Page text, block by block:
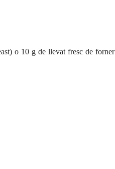
o 10 g de llevat fresc de forner